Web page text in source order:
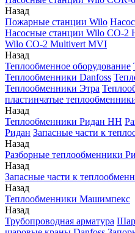
Назад
Пожарные станции Wilo
Насосные станции Wilo CO-2
Wilo CO-2 Multivert MVI
Назад
Теплообменное оборудование
Теплообменники Danfoss
Теплообменники Этра
пластинчатые
Назад
Теплообменники Ридан НН
Ридан Запасные части к
Назад
Разборные теплообменники
Назад
Запасные части к
Назад
Теплообменники Машимпекс
Назад
Трубопроводная арматура